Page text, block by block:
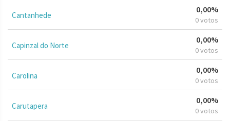
Cantanhede
0,00%
0 votos
Capinzal do Norte
0,00%
0 votos
Carolina
0,00%
0 votos
Carutapera
0,00%
0 votos